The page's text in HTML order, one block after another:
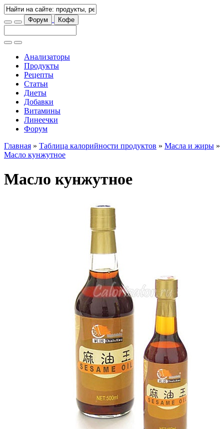
Форум Кофе
Анализаторы
Продукты
Рецепты
Статьи
Диеты
Добавки
Витамины
Линеечки
Форум
Главная » Таблица калорийности продуктов » Масла и жиры »
Масло кунжутное
Масло кунжутное